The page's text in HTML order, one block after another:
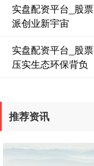
期指IC0
实盘配资平台_股
派创业新宇宙
实盘配资平台_股
压实生态环保背负
推荐资讯